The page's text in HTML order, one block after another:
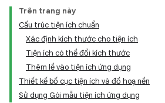
Trên trang này
Cấu trúc tiện ích chuẩn
Xác định kích thước cho tiện ích
Tiện ích có thể đổi kích thước
Thêm lề vào tiện ích ứng dụng
Thiết kế bố cục tiện ích và đồ hoạ nền
Sử dụng Gói mẫu tiện ích ứng dụng